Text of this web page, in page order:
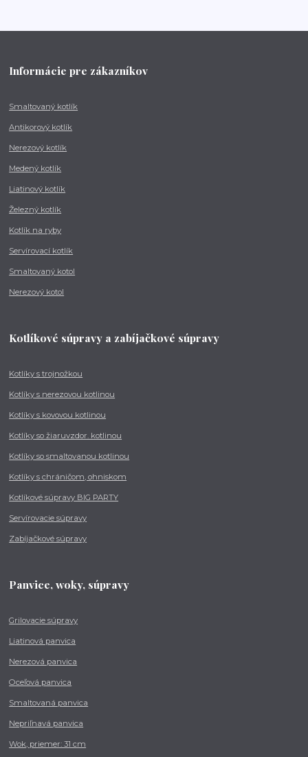
Informácie pre zákazníkov
Smaltovaný kotlík
Antikorový kotlík
Nerezový kotlík
Medený kotlík
Liatinový kotlík
Železný kotlík
Kotlík na ryby
Servírovací kotlík
Smaltovaný kotol
Nerezový kotol
Kotlíkové súpravy a zabíjačkové súpravy
Kotlíky s trojnožkou
Kotlíky s nerezovou kotlinou
Kotlíky s kovovou kotlinou
Kotlíky so žiaruvzdor. kotlinou
Kotlíky so smaltovanou kotlinou
Kotlíky s chráničom, ohniskom
Kotlíkové súpravy BIG PARTY
Servírovacie súpravy
Zabíjačkové súpravy
Panvice, woky, súpravy
Grilovacie súpravy
Liatinová panvica
Nerezová panvica
Oceľová panvica
Smaltovaná panvica
Nepriľnavá panvica
Wok, priemer: 31 cm